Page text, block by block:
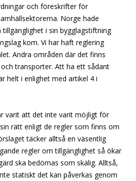
och föreskrifter för
Norge hade
tillgänglighet i sin bygglagstiftning
kom. Vi har haft reglering
Andra områden där det finns
transporter. Att ha ett sådant
helt i enlighet med artikel 4 i
varit att det inte varit möjligt för
rätt enligt de regler som finns om
täcker alltså en väsentlig
regler om tillgänglighet så ökar
ska bedömas som skälig. Alltså,
statiskt det kan påverkas genom